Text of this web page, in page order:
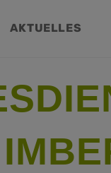
AKTUELLES